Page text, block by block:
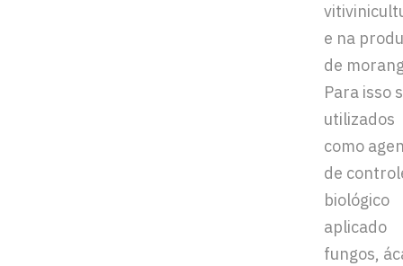
e na
de
Para isso
utilizados
como
de
biológico
aplicado
fungos,